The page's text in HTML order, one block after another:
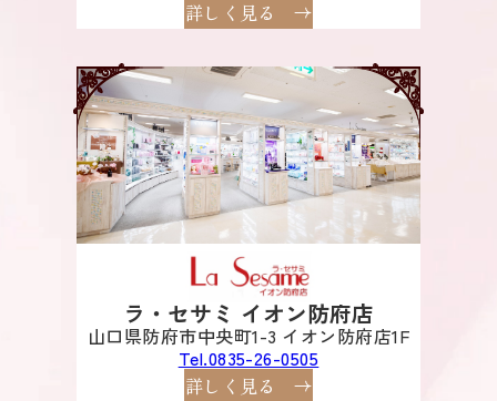
詳しく見る
ラ・セサミ イオン防府店
山口県防府市中央町1-3 イオン防府店1F
Tel.0835-26-0505
詳しく見る